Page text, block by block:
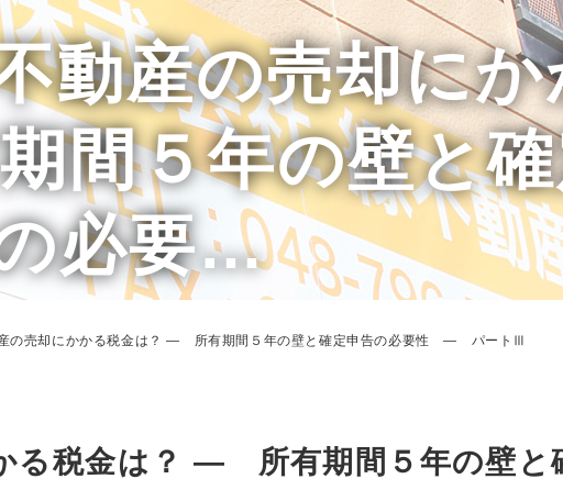
動産の売却に
５年の壁と確
必要…
産の売却にかかる税金は？ ― 所有期間５年の壁と確定申告の必要性 ― パートⅢ
る税金は？ ― 所有期間５年の壁と